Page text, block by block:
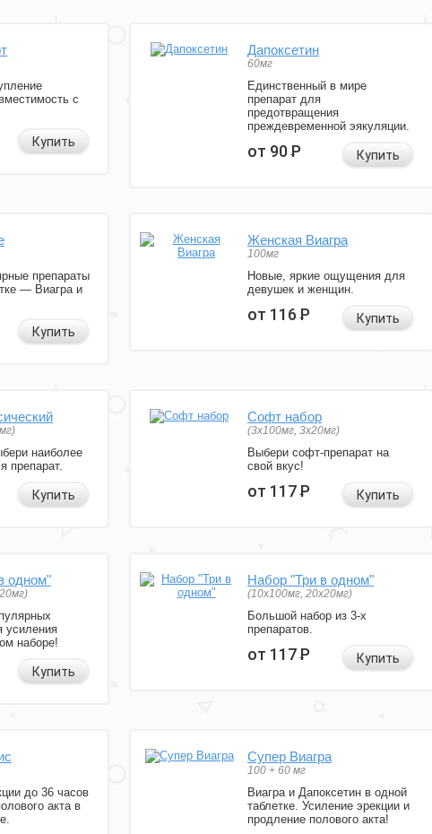
с
Купить
Дапоксетин
60мг
Единственный в мире
препарат для
предотвращения
преждевременной эякуляции.
от 90Р Купить
препараты
— Виагра и
Купить
Женская Виагра
100мг
Новые, яркие ощущения для
девушек и женщин.
от 116Р Купить
наиболее
препарат.
Купить
Софт набор
(3x100мг, 3x20мг)
Выбери софт-препарат на
свой вкус!
от 117Р Купить
одном"
усиления
наборе!
Купить
Набор "Три в одном"
(10x100мг, 20x20мг)
Большой набор из 3-х
препаратов.
от 117Р Купить
до 36 часов
акта в
Супер Виагра
100 + 60 мг
Виагра и Дапоксетин в одной
таблетке. Усиление эрекции и
продление полового акта!